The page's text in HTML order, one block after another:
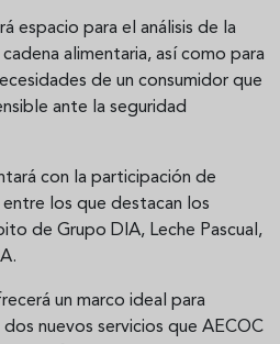
espacio para el análisis de la
alimentaria, así como para
de un consumidor que
ante la seguridad
con la participación de
los que destacan los
de Grupo DIA, Leche Pascual,
un marco ideal para
nuevos servicios que AECOC